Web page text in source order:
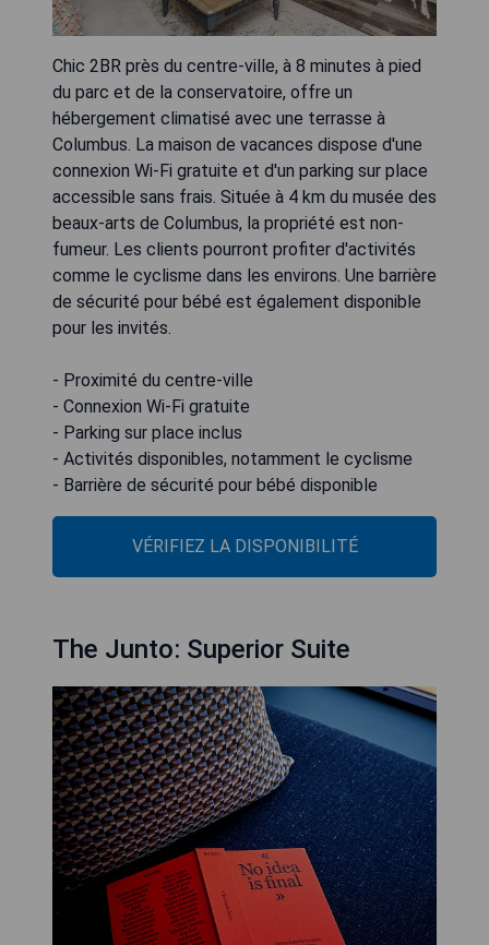
Chic 2BR près du centre-ville, à 8 minutes à pied
du parc et de la conservatoire, offre un
hébergement climatisé avec une terrasse à
Columbus. La maison de vacances dispose d'une
connexion Wi-Fi gratuite et d'un parking sur place
accessible sans frais. Située à 4 km du musée des
beaux-arts de Columbus, la propriété est non-
fumeur. Les clients pourront profiter d'activités
comme le cyclisme dans les environs. Une barrière
de sécurité pour bébé est également disponible
pour les invités.
- Proximité du centre-ville
- Connexion Wi-Fi gratuite
- Parking sur place inclus
- Activités disponibles, notamment le cyclisme
- Barrière de sécurité pour bébé disponible
VÉRIFIEZ LA DISPONIBILITÉ
The Junto: Superior Suite